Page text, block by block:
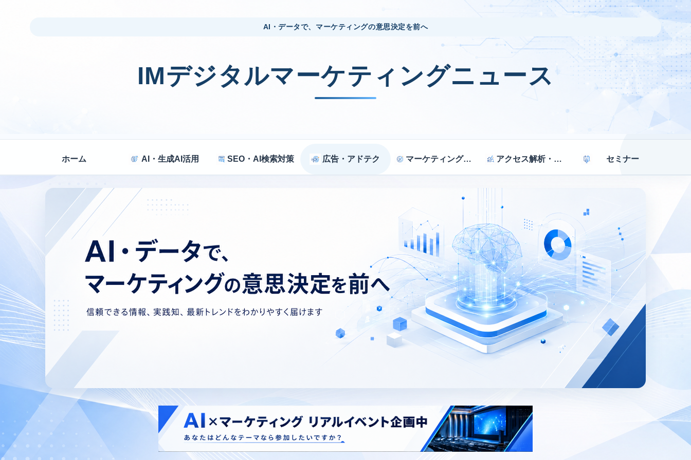
AI・データで、マーケティングの意思決定を前へ
IMデジタルマーケティングニュース
ホーム AI・生成AI活用 SEO・AI検索対策 広告・アドテク マーケティング戦略 アクセス解析・効果測定 セミナー